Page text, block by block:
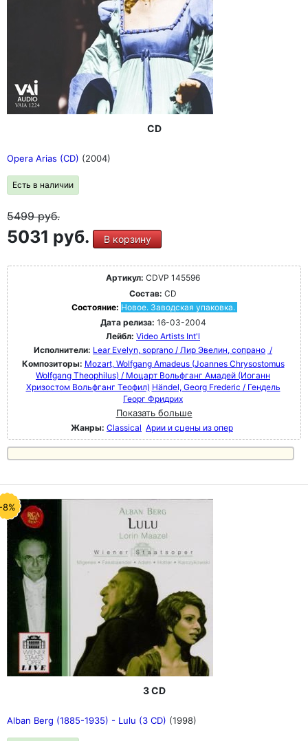
CD
Opera Arias (CD) (2004)
Есть в наличии
5499руб.
5031 руб. В корзину
Артикул: CDVP 145596
Состав: CD
Состояние: Новое. Заводская упаковка.
Дата релиза: 16-03-2004
Лейбл: Video Artists Int'l
Исполнители: Lear Evelyn, soprano / Лир Эвелин, сопрано /
Композиторы: Mozart, Wolfgang Amadeus (Joannes Chrysostomus
Wolfgang Theophilus) / Моцарт Вольфганг Амадей (Иоганн
Хризостом Вольфганг Теофил) Händel, Georg Frederic / Гендель
Георг Фридрих
Показать больше
Жанры: Classical Арии и сцены из опер
8%
3 CD
Alban Berg (1885-1935) - Lulu (3 CD) (1998)